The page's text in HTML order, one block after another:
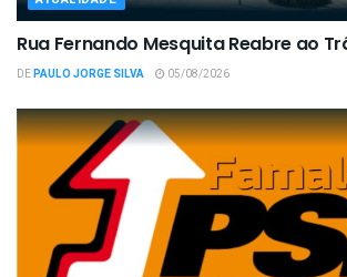
Rua Fernando Mesquita Reabre ao
DEPAULO JORGE SILVA 05/08/2026